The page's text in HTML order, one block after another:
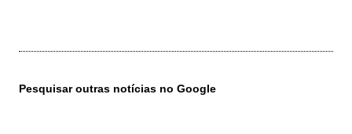
Pesquisar outras notícias no Google